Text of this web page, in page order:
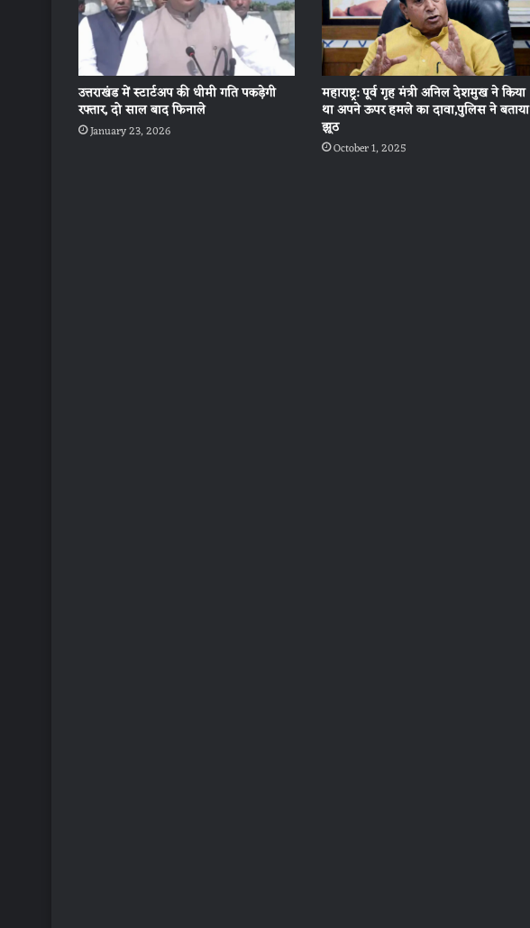
उत्तराखंड में स्टार्टअप की धीमी गति पकड़ेगी
रफ्तार, दो साल बाद फिनाले
January 23, 2026
महाराष्ट्र: पूर्व गृह मंत्री अनिल देशमुख ने किया
था अपने ऊपर हमले का दावा,पुलिस ने बताया
झूठ
October 1, 2025